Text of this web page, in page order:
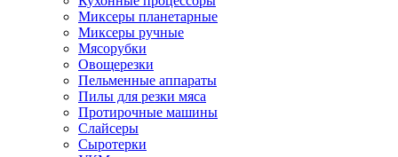
Миксеры планетарные
Миксеры ручные
Мясорубки
Овощерезки
Пельменные аппараты
Пилы для резки мяса
Протирочные машины
Слайсеры
Сыротерки